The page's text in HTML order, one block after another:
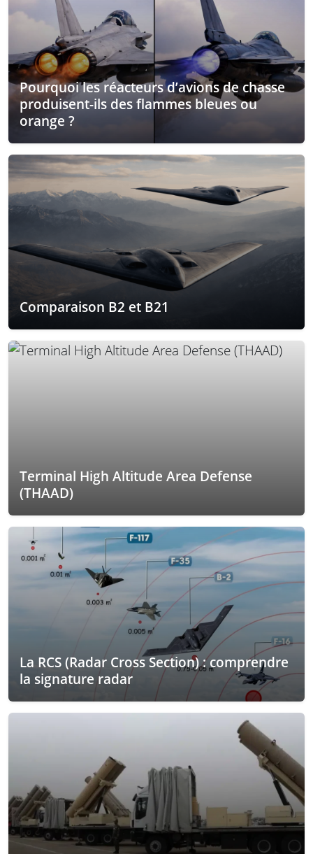
Pourquoi les réacteurs d’avions de chasse
produisent-ils des flammes bleues ou
orange ?
Comparaison B2 et B21
Terminal High Altitude Area Defense
(THAAD)
La RCS (Radar Cross Section) : comprendre
la signature radar